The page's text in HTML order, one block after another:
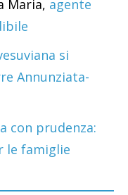
Maria, agente
si
Annunziata-
con prudenza:
le famiglie